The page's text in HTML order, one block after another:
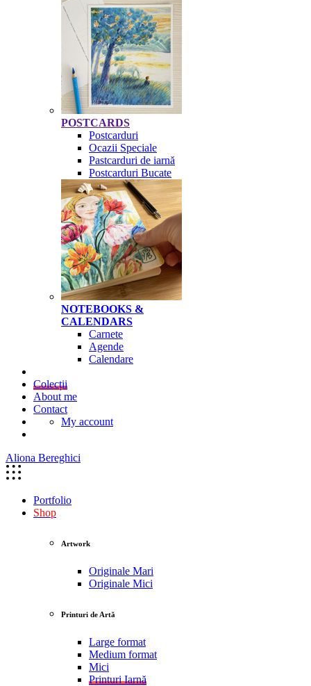
POSTCARDS
Postcarduri
Ocazii Speciale
Pastcarduri de iarnă
Postcarduri Bucate
NOTEBOOKS &
CALENDARS
Carnete
Agende
Calendare
Colecții
About me
Contact
My account
Aliona Bereghici
Portfolio
Shop
Artwork
Originale Mari
Originale Mici
Printuri de Artă
Large format
Medium format
Mici
Printuri Iarnă